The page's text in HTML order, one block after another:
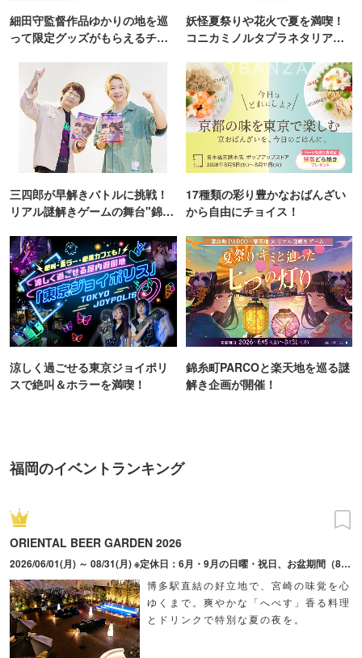
細田守監督作品ゆかりの地を巡
って限定グッズがもらえるチャ
妖怪夏祭りや花火で夏を満喫！
コニカミノルタプラネタリア
三四郎が早解きバトルに挑戦！
リアル謎解きゲームの舞台"錦糸
17種類の彩り豊かなおばんざい
から自由にチョイス！
涼しく過ごせる東京ジョイポリ
スで絶叫＆ホラーを満喫！
錦糸町PARCOと楽天地を巡る謎
解き企画が開催！
福岡のイベントランキング
ORIENTAL BEER GARDEN 2026
2026/06/01(月) ～ 08/31(月) ※定休日：6月・9月の日曜・祝日、お盆期間（8月13日～8月15日）
博多駅直結の好立地で、宮崎の味覚を心
ゆくまで。爽やかな「へべす」香る料理
とドリンクで特別な夏の夜を。